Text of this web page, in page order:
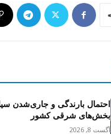
احتمال بارندگی و جاری‌شدن
بخش‌های شرقی کشور
آگست 8, 2026